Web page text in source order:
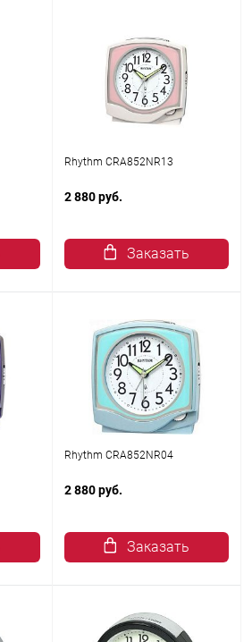
Rhythm CRA852NR13
2 880 руб.
Заказать
Rhythm CRA852NR04
2 880 руб.
Заказать